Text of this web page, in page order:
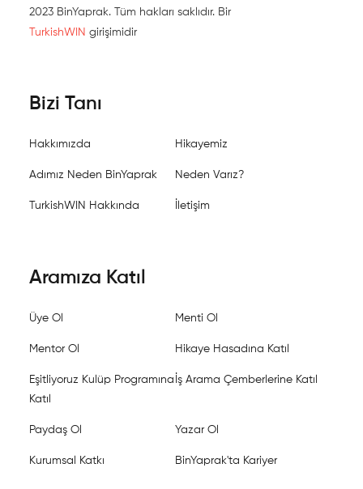
2023 BinYaprak. Tüm hakları saklıdır. Bir
TurkishWIN girişimidir
Bizi Tanı
Hakkımızda Hikayemiz
Adımız Neden BinYaprak Neden Varız?
TurkishWIN Hakkında İletişim
Aramıza Katıl
Üye Ol Menti Ol
Mentor Ol Hikaye Hasadına Katıl
Eşitliyoruz Kulüp Programına
Katıl
İş Arama Çemberlerine Katıl
Paydaş Ol Yazar Ol
Kurumsal Katkı BinYaprak'ta Kariyer